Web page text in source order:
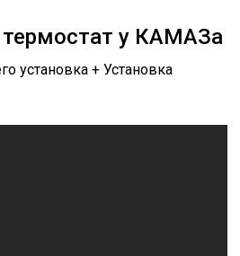
термостат у КАМАЗа
установка + Установка